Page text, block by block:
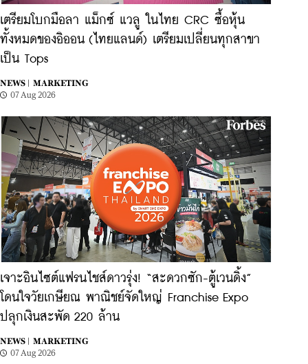
เตรียมโบกมือลา แม็กซ์ แวลู ในไทย CRC ซื้อหุ้น
ทั้งหมดของอิออน (ไทยแลนด์) เตรียมเปลี่ยนทุกสาขา
เป็น Tops
NEWS |
MARKETING
07 Aug 2026
เจาะอินไซต์แฟรนไชส์ดาวรุ่ง! “สะดวกซัก-ตู้เวนดิ้ง”
โดนใจวัยเกษียณ พาณิชย์จัดใหญ่ Franchise Expo
ปลุกเงินสะพัด 220 ล้าน
NEWS |
MARKETING
07 Aug 2026